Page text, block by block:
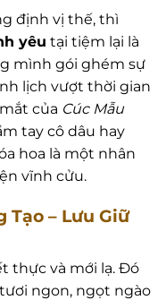
định vị thế, thì
yêu tại tiệm lại là
mình gói ghém sự
lịch vượt thời gian
của Cúc Mẫu
tay cô dâu hay
hoa là một nhân
vĩnh cửu.
Tạo – Lưu Giữ
thực và mới lạ. Đó
tươi ngon, ngọt ngào